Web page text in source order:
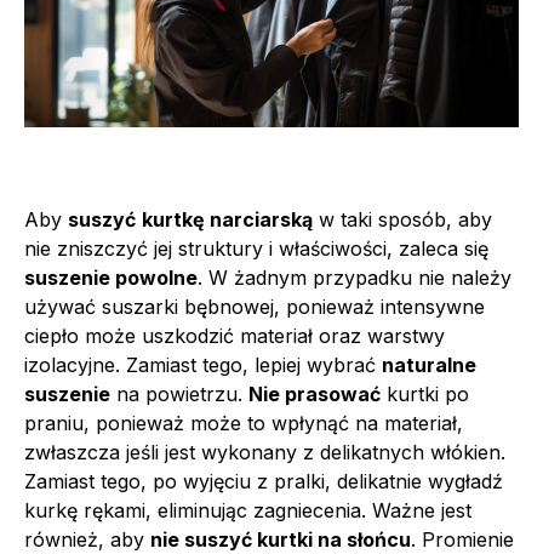
Aby suszyć kurtkę narciarską w taki sposób, aby
nie zniszczyć jej struktury i właściwości, zaleca się
suszenie powolne. W żadnym przypadku nie należy
używać suszarki bębnowej, ponieważ intensywne
ciepło może uszkodzić materiał oraz warstwy
izolacyjne. Zamiast tego, lepiej wybrać naturalne
suszenie na powietrzu. Nie prasować kurtki po
praniu, ponieważ może to wpłynąć na materiał,
zwłaszcza jeśli jest wykonany z delikatnych włókien.
Zamiast tego, po wyjęciu z pralki, delikatnie wygładź
kurkę rękami, eliminując zagniecenia. Ważne jest
również, aby nie suszyć kurtki na słońcu. Promienie